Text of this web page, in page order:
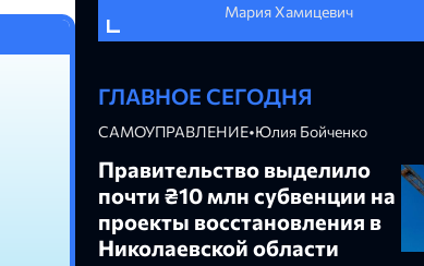
Мария Хамицевич
ГЛАВНОЕ СЕГОДНЯ
САМОУПРАВЛЕНИЕ•Юлия Бойченко
Правительство выделило
почти ₴10 млн субвенции на
проекты восстановления в
Николаевской области